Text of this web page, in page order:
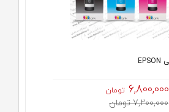
6,800,000 تومان
7,200,000 تومان